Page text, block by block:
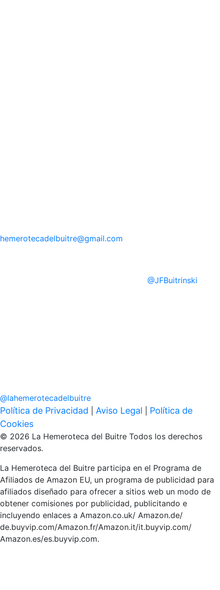
hemerotecadelbuitre@gmail.com
@JFBuitrinski
@lahemerotecadelbuitre
Política de Privacidad Aviso Legal
Política de
Cookies
© 2026 La Hemeroteca del Buitre Todos los derechos
reservados.
La Hemeroteca del Buitre participa en el Programa de
Afiliados de Amazon EU, un programa de publicidad para
afiliados diseñado para ofrecer a sitios web un modo de
obtener comisiones por publicidad, publicitando e
incluyendo enlaces a Amazon.co.uk/ Amazon.de/
de.buyvip.com/Amazon.fr/Amazon.it/it.buyvip.com/
Amazon.es/es.buyvip.com.